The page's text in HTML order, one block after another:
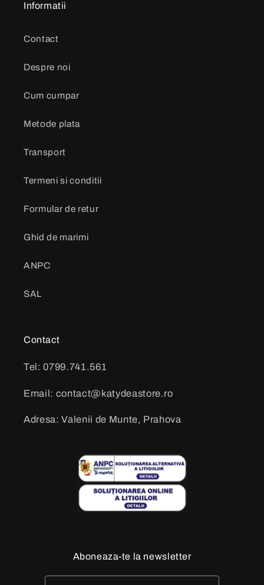
Informatii
Contact
Despre noi
Cum cumpar
Metode plata
Transport
Termeni si conditii
Formular de retur
Ghid de marimi
ANPC
SAL
Contact
Tel: 0799.741.561
Email: contact@katydeastore.ro
Adresa: Valenii de Munte, Prahova
Aboneaza-te la newsletter